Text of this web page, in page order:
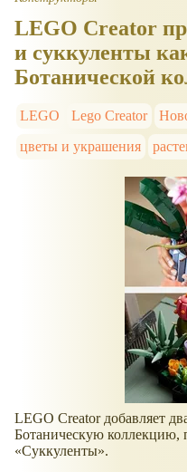
LEGO Creator
и суккуленты
Ботанической
LEGO Lego Creator
цветы и украшения
LEGO Creator добавляет
Ботаническую коллекцию,
Суккуленты .